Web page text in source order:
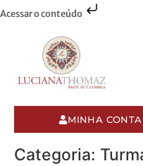
Acessar o conteúdo
MINHA CONTA
Categoria: